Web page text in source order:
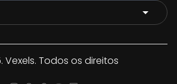
Todos os direitos